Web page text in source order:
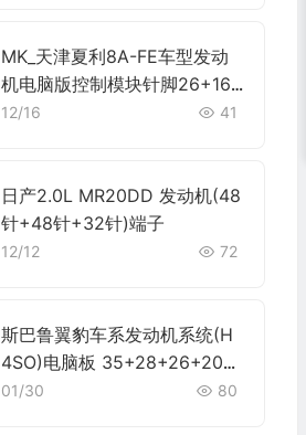
MK_天津夏利8A-FE车型发动
机电脑版控制模块针脚26+16+
12针 端子图
12/16 41
日产2.0L MR20DD 发动机(48
针+48针+32针)端子
12/12 72
斯巴鲁翼豹车系发动机系统(H
4SO)电脑板 35+28+26+20针
端子
01/30 80